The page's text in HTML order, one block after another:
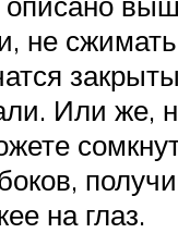
не
Или же,
на глаз.